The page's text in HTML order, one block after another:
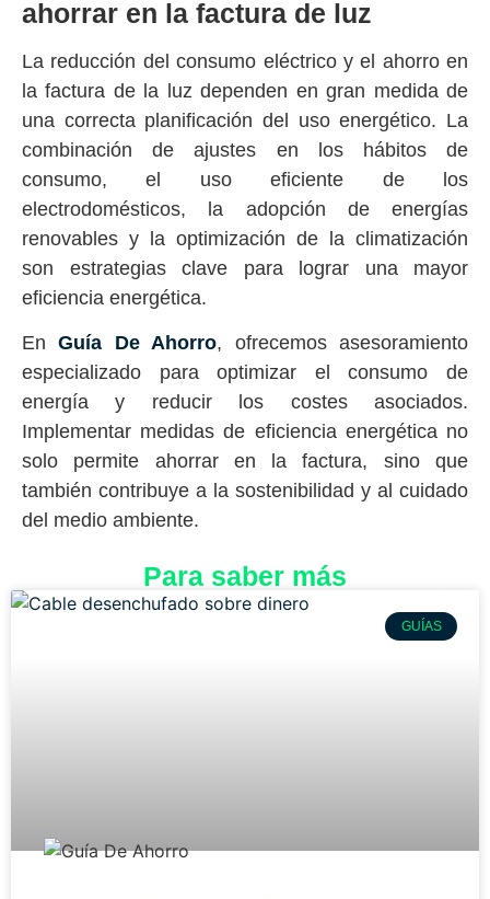
ahorrar en la factura de luz
La reducción del consumo eléctrico y el ahorro en
la factura de la luz dependen en gran medida de
una correcta planificación del uso energético. La
combinación de ajustes en los hábitos de
consumo, el uso eficiente de los
electrodomésticos, la adopción de energías
renovables y la optimización de la climatización
son estrategias clave para lograr una mayor
eficiencia energética.
EnGuía De Ahorro, ofrecemos asesoramiento
especializado para optimizar el consumo de
energía y reducir los costes asociados.
Implementar medidas de eficiencia energética no
solo permite ahorrar en la factura, sino que
también contribuye a la sostenibilidad y al cuidado
del medio ambiente.
Para saber más
GUÍAS